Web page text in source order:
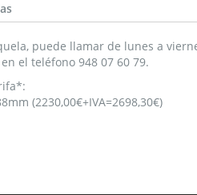
puede llamar de lunes a
el teléfono 948 07 60 79.
(2230,00€+IVA=2698,30€)